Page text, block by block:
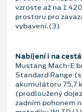
vzroste až na 1
prostoru pro
vybavení.(3)
Nabíjení i na
Mustang Mach-E
Standard Range
akumulátoru 75,7
(prodloužený
zadním pohonem